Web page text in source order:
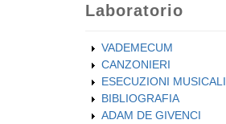
Laboratorio
VADEMECUM
CANZONIERI
ESECUZIONI MUSICALI
BIBLIOGRAFIA
ADAM DE GIVENCI